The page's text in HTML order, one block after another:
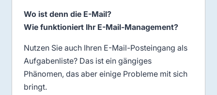
Wo ist denn die E-Mail?
Wie funktioniert Ihr E-Mail-Management?
Nutzen Sie auch Ihren E-Mail-Posteingang als
Aufgabenliste? Das ist ein gängiges
Phänomen, das aber einige Probleme mit sich
bringt.